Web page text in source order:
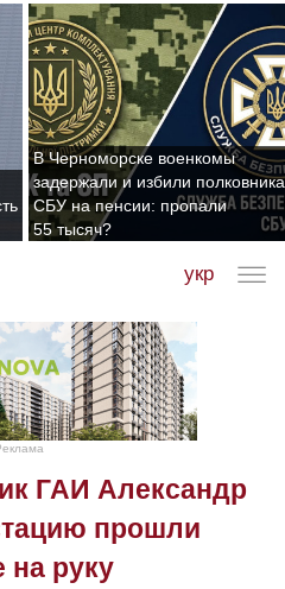
В Черноморске военкомы
задержали и избили полковника
СБУ на пенсии: пропали
55 тысяч?
укр
ГАИ Александр
прошли
на руку